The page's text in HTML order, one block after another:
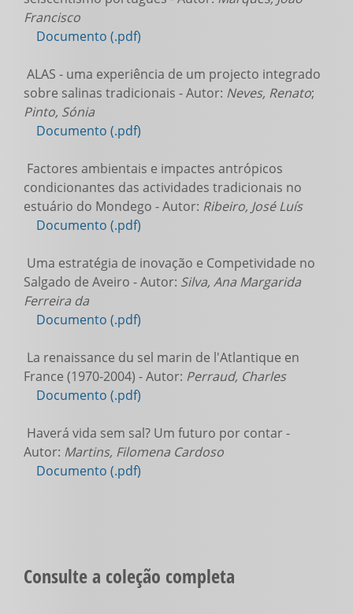
Francisco
Documento (.pdf)
ALAS - uma experiência de um projecto integrado
sobre salinas tradicionais - Autor: Neves, Renato;
Pinto, Sónia
Documento (.pdf)
Factores ambientais e impactes antrópicos
condicionantes das actividades tradicionais no
estuário do Mondego - Autor: Ribeiro, José Luís
Documento (.pdf)
Uma estratégia de inovação e Competividade no
Salgado de Aveiro - Autor: Silva, Ana Margarida
Ferreira da
Documento (.pdf)
La renaissance du sel marin de l'Atlantique en
France (1970-2004) - Autor: Perraud, Charles
Documento (.pdf)
Haverá vida sem sal? Um futuro por contar -
Autor: Martins, Filomena Cardoso
Documento (.pdf)
Consulte a coleção completa